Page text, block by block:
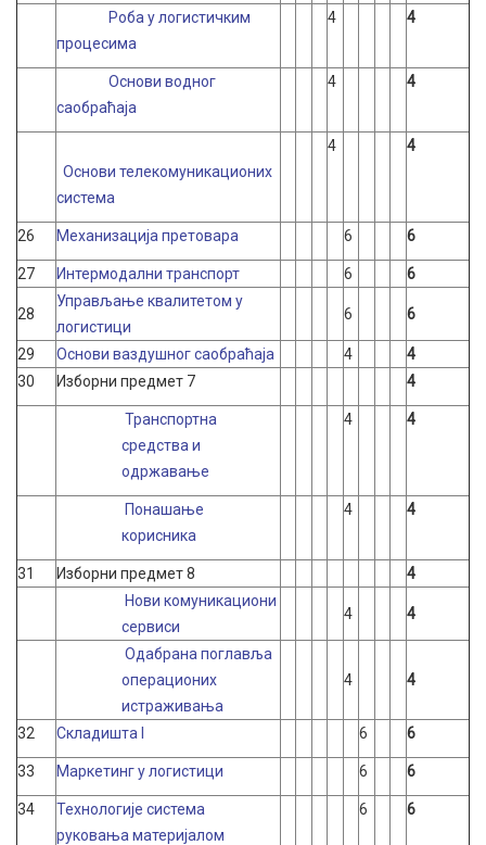
Роба у логистичким
процесима
4 4
Основи водног
саобраћаја
4 4
Основи телекомуникационих
система
4 4
26 Механизација претовара 6 6
27 Интермодални транспорт 6 6
28
Управљање квалитетом у
логистици
6 6
29 Основи ваздушног саобраћаја 4
4
30
Изборни предмет 7 4
Транспортна
средства и
одржавање
4 4
Понашање
корисника
4 4
31 Изборни предмет 8
4
Нови комуникациони
сервиси
4 4
Одабрана поглавља
операционих
истраживања
4 4
32 Складишта I 6 6
33 Маркетинг у логистици 6 6
34
Технологије система
руковања материјалом
6 6